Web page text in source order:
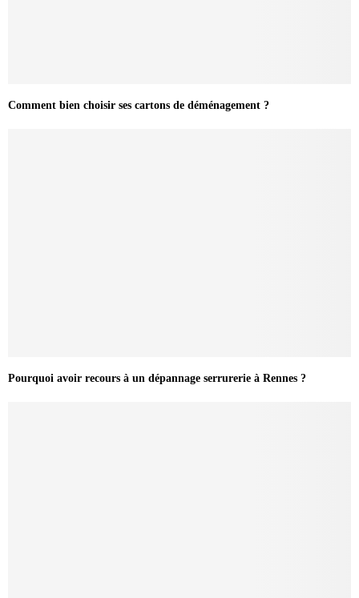
Comment bien choisir ses cartons de déménagement ?
Pourquoi avoir recours à un dépannage serrurerie à Rennes ?